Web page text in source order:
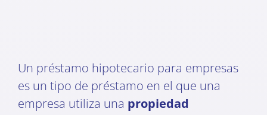
Un préstamo hipotecario para empresas
es un tipo de préstamo en el que una
empresa utiliza una propiedad